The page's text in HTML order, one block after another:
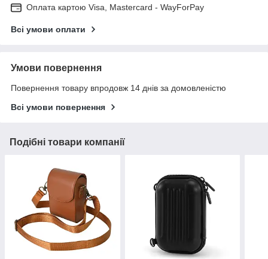
Оплата картою Visa, Mastercard - WayForPay
Всі умови оплати
Умови повернення
Повернення товару впродовж 14 днів за домовленістю
Всі умови повернення
Подібні товари компанії